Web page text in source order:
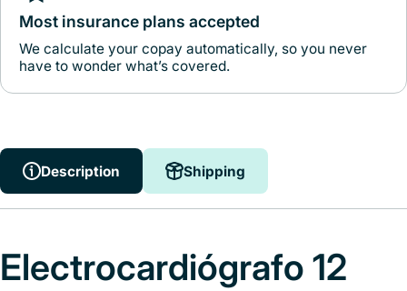
Most insurance plans accepted
We calculate your copay automatically, so you never
have to wonder what’s covered.
Description Shipping
Electrocardiógrafo 12